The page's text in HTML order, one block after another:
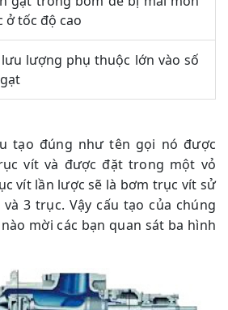
ở tốc độ cao
lượng phụ thuộc lớn vào số
tạo đúng như tên gọi nó được
vít và được đặt trong một vỏ
vít lần lược sẽ là bơm trục vít sử
3 trục. Vậy cấu tạo của chúng
mời các bạn quan sát ba hình